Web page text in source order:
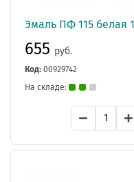
Эмаль ПФ 115 белая
655 руб.
Код: 00929742
На складе: